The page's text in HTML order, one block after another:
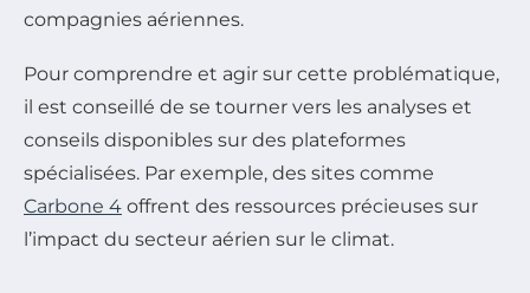
compagnies aériennes.
Pour comprendre et agir sur cette problématique,
il est conseillé de se tourner vers les analyses et
conseils disponibles sur des plateformes
spécialisées. Par exemple, des sites comme
Carbone 4 offrent des ressources précieuses sur
l’impact du secteur aérien sur le climat.